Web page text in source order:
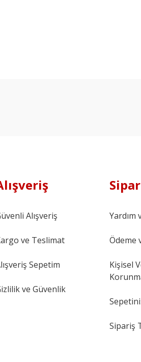
Alışveriş
ve Teslimat
Sepetim
ve Güvenlik
Yardım
Ödeme
Kişisel
Sipariş